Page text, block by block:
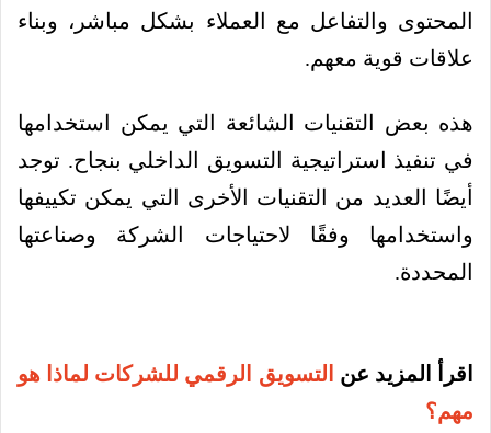
المحتوى والتفاعل مع العملاء بشكل مباشر، وبناء
علاقات قوية معهم.
هذه بعض التقنيات الشائعة التي يمكن استخدامها
في تنفيذ استراتيجية التسويق الداخلي بنجاح. توجد
أيضًا العديد من التقنيات الأخرى التي يمكن تكييفها
واستخدامها وفقًا لاحتياجات الشركة وصناعتها
المحددة.
اقرأ المزيد عن التسويق الرقمي للشركات لماذا هو
مهم؟